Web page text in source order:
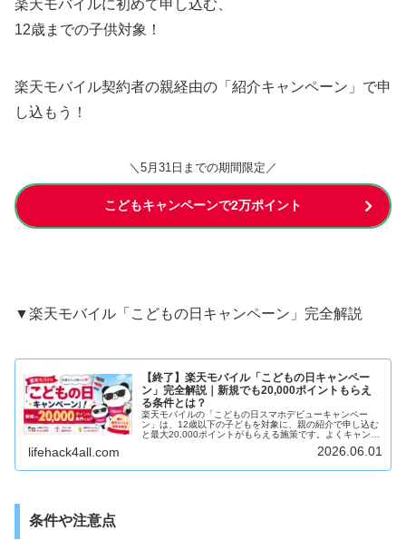
楽天モバイルに初めて申し込む、
12歳までの子供対象！
楽天モバイル契約者の親経由の「紹介キャンペーン」で申
し込もう！
＼5月31日までの期間限定／
こどもキャンペーンで2万ポイント
▼楽天モバイル「こどもの日キャンペーン」完全解説
【終了】楽天モバイル「こどもの日キャンペー
ン」完全解説｜新規でも20,000ポイントもらえ
る条件とは？
楽天モバイルの「こどもの日スマホデビューキャンペー
ン」は、12歳以下の子どもを対象に、親の紹介で申し込む
と最大20,000ポイントがもらえる施策です。よくキャンペ
lifehack4all.com 2026.06.01
条件や注意点